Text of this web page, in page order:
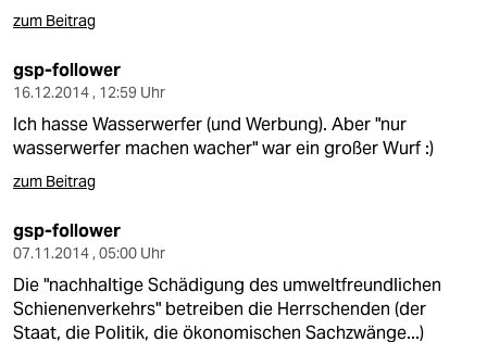
zum Beitrag
gsp-follower
16.12.2014 , 12:59 Uhr
Ich hasse Wasserwerfer (und Werbung). Aber "nur
wasserwerfer machen wacher" war ein großer Wurf :)
zum Beitrag
gsp-follower
07.11.2014 , 05:00 Uhr
Die "nachhaltige Schädigung des umweltfreundlichen
Schienenverkehrs" betreiben die Herrschenden (der
Staat, die Politik, die ökonomischen Sachzwänge...)